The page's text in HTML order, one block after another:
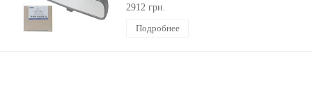
MAX/MONDEO 2001-2012 ORIGINAL
2912 грн.
Подробнее